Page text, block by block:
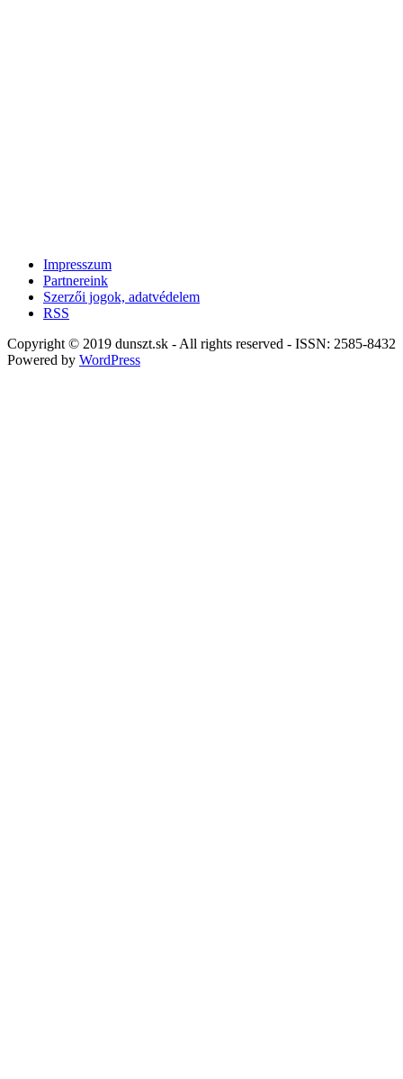
Impresszum
Partnereink
Szerzői jogok, adatvédelem
RSS
Copyright © 2019 dunszt.sk - All rights reserved - ISSN: 2585-8432
Powered by WordPress